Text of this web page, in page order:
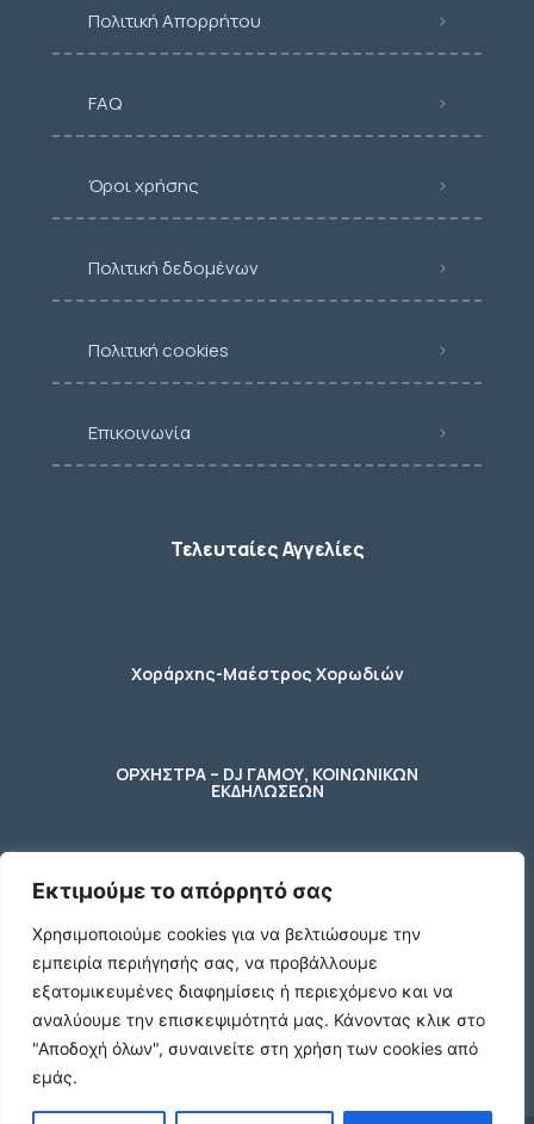
Εκτιμούμε το απόρρητό σας
Χρησιμοποιούμε cookies για να βελτιώσουμε την
εμπειρία περιήγησής σας, να προβάλλουμε
εξατομικευμένες διαφημίσεις ή περιεχόμενο και να
αναλύουμε την επισκεψιμότητά μας. Κάνοντας κλικ στο
"Αποδοχή όλων", συναινείτε στη χρήση των cookies από
εμάς.
Πολιτική Απορρήτου
FAQ
Όροι χρήσης
Πολιτική δεδομένων
Πολιτική cookies
Επικοινωνία
Τελευταίες Αγγελίες
Χοράρχης-Μαέστρος Χορωδιών
ΟΡΧΗΣΤΡΑ – DJ ΓΑΜΟΥ, ΚΟΙΝΩΝΙΚΩΝ
ΕΚΔΗΛΩΣΕΩΝ
φύλακας – κηπουρος
2 Ποτήρια μπύρας ενός λίτρου (1 L)
γυάλινα με χερούλι
€10